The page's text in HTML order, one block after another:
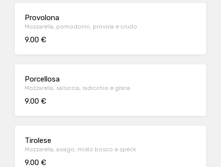
Provolona
Mozzarella, pomodorini, provola e crudo
9.00 €
Porcellosa
Mozzarella, salsiccia, radicchio e grana
9.00 €
Tirolese
Mozzarella, asiago, misto bosco e speck
9.00 €